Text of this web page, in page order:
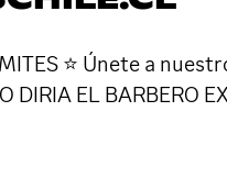
⭐ Únete a
DIRIA EL BARBERO